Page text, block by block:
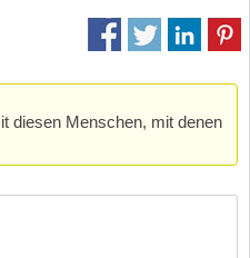
diesen Menschen, mit denen